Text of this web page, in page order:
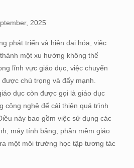
2025
phát triển và hiện đại hóa, việc
một xu hướng không thể
lĩnh vực giáo dục, việc chuyển
chú trọng và đẩy mạnh.
dục còn được gọi là giáo dục
công nghệ để cải thiện quá trình
này bao gồm việc sử dụng các
máy tính bảng, phần mềm giáo
một môi trường học tập tương tác